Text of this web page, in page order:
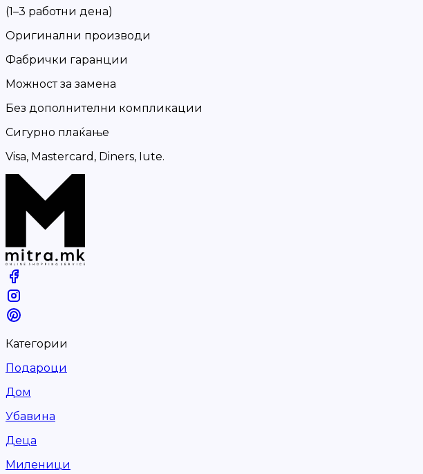
(1–3 работни дена)
Оригинални производи
Фабрички гаранции
Можност за замена
Без дополнителни компликации
Сигурно плаќање
Visa, Mastercard, Diners, Iute.
Категории
Подароци
Дом
Убавина
Деца
Миленици